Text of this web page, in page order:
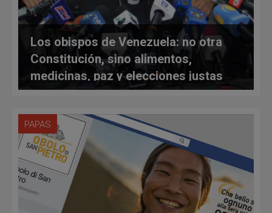
Los obispos de Venezuela: no otra
Constitución, sino alimentos,
medicinas, paz y elecciones justas
PAPAS